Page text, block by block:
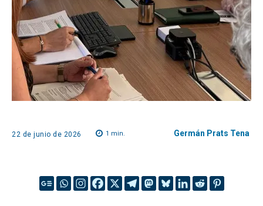
22 de junio de 2026 1 min. Germán Prats Tena